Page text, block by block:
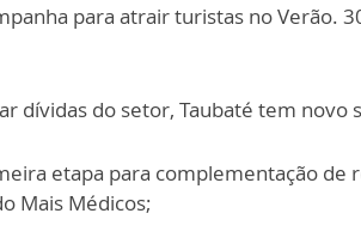
para atrair turistas no Verão.
dívidas do setor, Taubaté tem novo
etapa para complementação de
Mais Médicos;